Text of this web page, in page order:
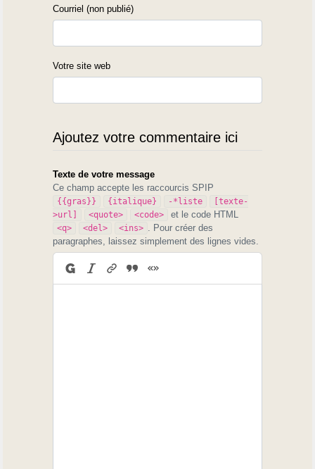
Courriel (non publié)
Votre site web
Ajoutez votre commentaire ici
Texte de votre message
Ce champ accepte les raccourcis SPIP
{{gras}} {italique} -*liste
[texte-
>url]
<quote> <code> et le code HTML
<q> <del> <ins>
. Pour créer des
paragraphes, laissez simplement des lignes vides.